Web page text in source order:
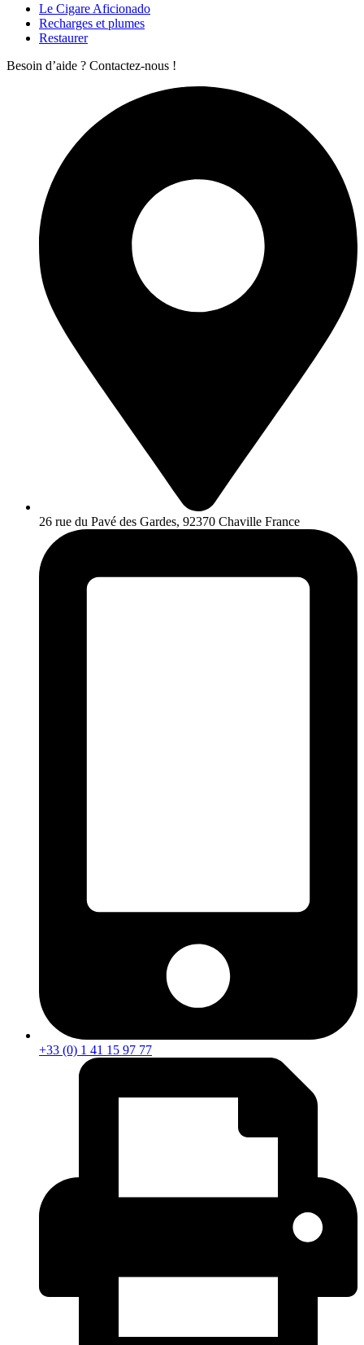
Le Cigare Aficionado
Recharges et plumes
Restaurer
Besoin d’aide ? Contactez-nous !
26 rue du Pavé des Gardes, 92370 Chaville France
+33 (0) 1 41 15 97 77